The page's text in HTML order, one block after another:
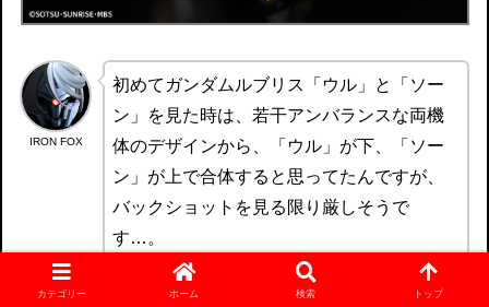
IRON FOX
初めてガンダムルブリス「ウル」と「ソー
ン」を見た時は、若干アンバランスな両機
体のデザインから、「ウル」が下、「ソー
ン」が上で合体すると思ってたんですが、
バックショットを見る限り厳しそうで
す…。
せめて最後は半壊した両機（勝手に破壊さ
カテゴリー ホーム 検索 トップ